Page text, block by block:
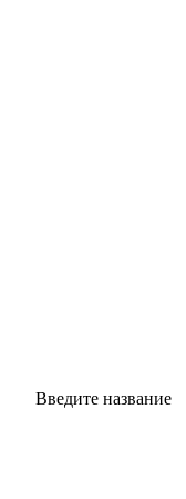
Введите название